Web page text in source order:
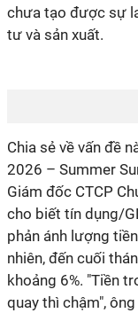
chưa tạo được sự
tư và sản xuất.
Chia sẻ về vấn đề
2026 – Summer
Giám đốc CTCP
cho biết tín dụng/
phản ánh lượng
nhiên, đến cuối
khoảng 6%. "Tiền
quay thì chậm",